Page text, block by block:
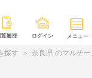
覧履歴 ログイン メニュー
探す 奈良県 のマルチ